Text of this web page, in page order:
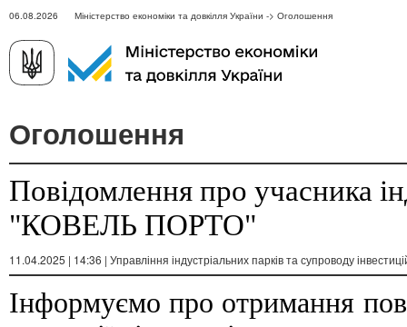
06.08.2026 Міністерство економіки та довкілля України -> Оголошення
Оголошення
Повідомлення про учасника
"КОВЕЛЬ ПОРТО"
11.04.2025 | 14:36 | Управління індустріальних парків та супроводу
Інформуємо про отримання